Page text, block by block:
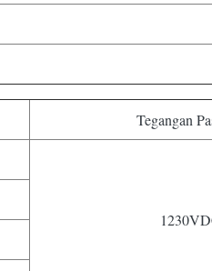
Tegangan